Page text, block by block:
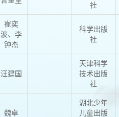
社
崔奕
波、李
钟杰
科学出版
社
汪建国
天津科学
技术出版
社
魏卓
湖北少年
儿童出版